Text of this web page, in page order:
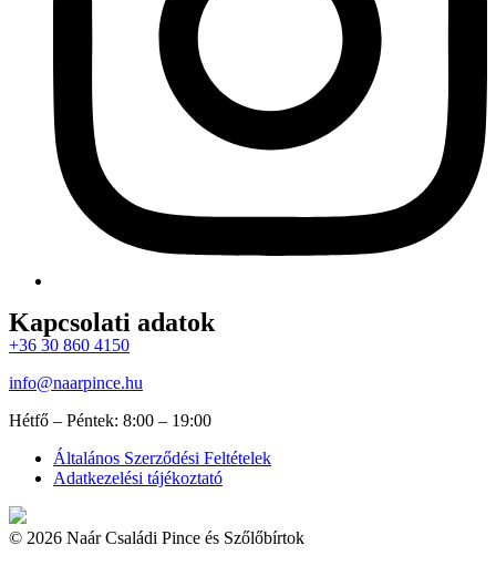
Kapcsolati adatok
+36 30 860 4150
info@naarpince.hu
Hétfő – Péntek: 8:00 – 19:00
Általános Szerződési Feltételek
Adatkezelési tájékoztató
© 2026 Naár Családi Pince és Szőlőbírtok